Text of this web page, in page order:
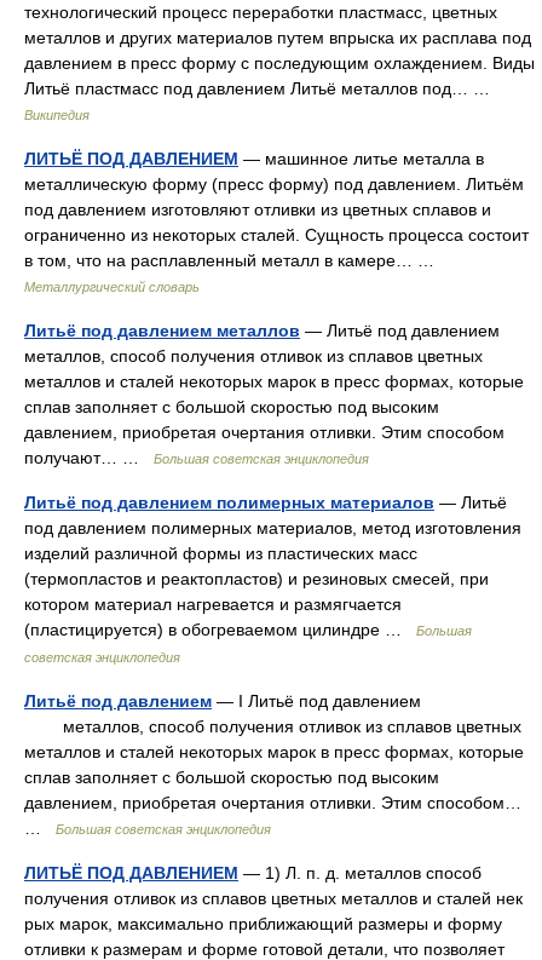
технологический процесс переработки пластмасс, цветных
металлов и других материалов путем впрыска их расплава под
давлением в пресс форму с последующим охлаждением. Виды
Литьё пластмасс под давлением Литьё металлов под… …
Википедия
ЛИТЬЁ ПОД ДАВЛЕНИЕМ — машинное литье металла в
металлическую форму (пресс форму) под давлением. Литьём
под давлением изготовляют отливки из цветных сплавов и
ограниченно из некоторых сталей. Сущность процесса состоит
в том, что на расплавленный металл в камере… …
Металлургический словарь
Литьё под давлением металлов — Литьё под давлением
металлов, способ получения отливок из сплавов цветных
металлов и сталей некоторых марок в пресс формах, которые
сплав заполняет с большой скоростью под высоким
давлением, приобретая очертания отливки. Этим способом
получают… …
Большая советская энциклопедия
Литьё под давлением полимерных материалов — Литьё
под давлением полимерных материалов, метод изготовления
изделий различной формы из пластических масс
(термопластов и реактопластов) и резиновых смесей, при
котором материал нагревается и размягчается
(пластицируется) в обогреваемом цилиндре …
Большая
советская энциклопедия
Литьё под давлением — I Литьё под давлением
металлов, способ получения отливок из сплавов цветных
металлов и сталей некоторых марок в пресс формах, которые
сплав заполняет с большой скоростью под высоким
давлением, приобретая очертания отливки. Этим способом…
Большая советская энциклопедия
ЛИТЬЁ ПОД ДАВЛЕНИЕМ — 1) Л. п. д. металлов способ
получения отливок из сплавов цветных металлов и сталей нек
рых марок, максимально приближающий размеры и форму
отливки к размерам и форме готовой детали, что позволяет